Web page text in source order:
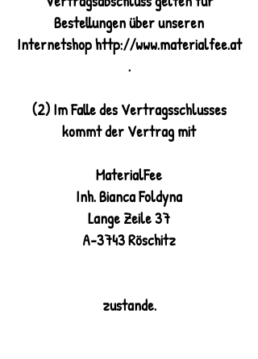
Bestellungen über unseren
Internetshop http://www.materialfee.at
.
(2) Im Falle des Vertragsschlusses
kommt der Vertrag mit
MaterialFee
Inh. Bianca Foldyna
Lange Zeile 37
A-3743 Röschitz
zustande.